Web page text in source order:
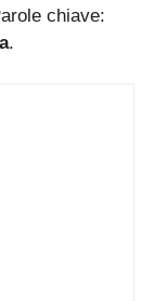
chiave:
.